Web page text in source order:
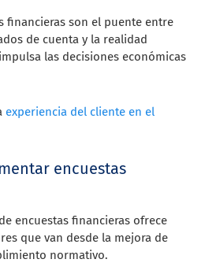
financieras son el puente entre
de cuenta y la realidad
las decisiones económicas
experiencia del cliente en el
encuestas
encuestas financieras ofrece
que van desde la mejora de
normativo.